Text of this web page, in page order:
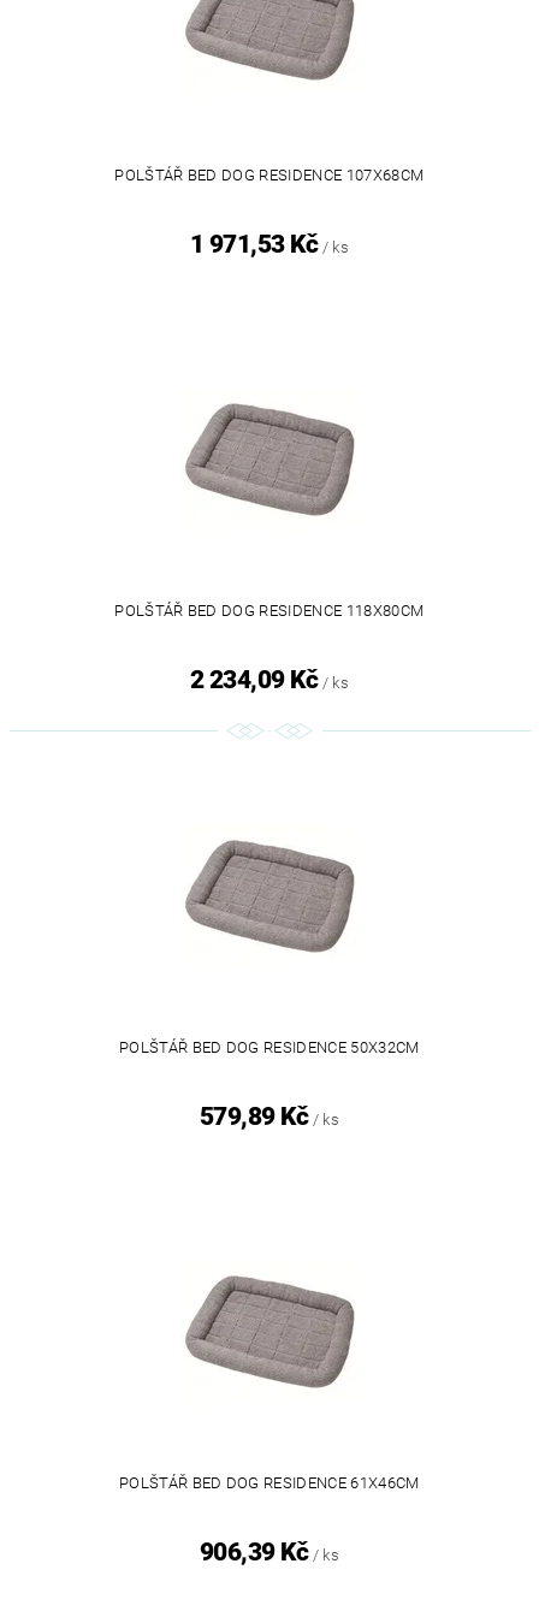
POLŠTÁŘ BED DOG RESIDENCE 107X68CM
1 971,53 Kč / ks
POLŠTÁŘ BED DOG RESIDENCE 118X80CM
2 234,09 Kč / ks
POLŠTÁŘ BED DOG RESIDENCE 50X32CM
579,89 Kč / ks
POLŠTÁŘ BED DOG RESIDENCE 61X46CM
906,39 Kč / ks